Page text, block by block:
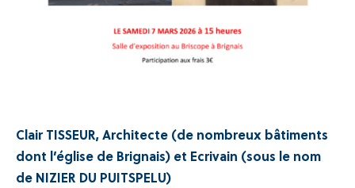
Clair TISSEUR, Architecte (de nombreux bâtiments
dont l’église de Brignais) et Ecrivain (sous le nom
de NIZIER DU PUITSPELU)